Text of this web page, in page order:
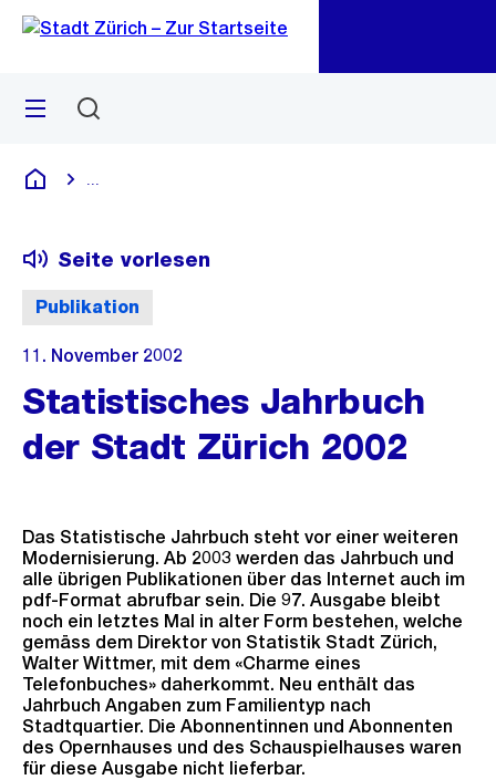
Navigation
Sprunglink
Menü
Deutsch
Publikation
Seite vorlesen
11. November 2002
Statistisches Jahrbuch
der Stadt Zürich 2002
Das Statistische Jahrbuch steht vor einer weiteren
Modernisierung. Ab 2003 werden das Jahrbuch und
alle übrigen Publikationen über das Internet auch im
pdf-Format abrufbar sein. Die 97. Ausgabe bleibt
noch ein letztes Mal in alter Form bestehen, welche
gemäss dem Direktor von Statistik Stadt Zürich,
Walter Wittmer, mit dem «Charme eines
Telefonbuches» daherkommt. Neu enthält das
Jahrbuch Angaben zum Familientyp nach
Stadtquartier. Die Abonnentinnen und Abonnenten
des Opernhauses und des Schauspielhauses waren
für diese Ausgabe nicht lieferbar.